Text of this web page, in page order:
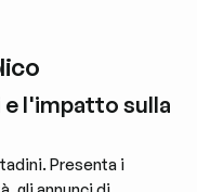
e l'impatto sulla
Presenta i